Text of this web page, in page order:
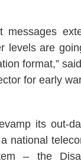
levels are
format,”
for early
its out-
national
– the